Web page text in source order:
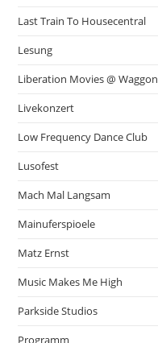
Last Train To Housecentral
Lesung
Liberation Movies @ Waggon
Livekonzert
Low Frequency Dance Club
Lusofest
Mach Mal Langsam
Mainuferspioele
Matz Ernst
Music Makes Me High
Parkside Studios
Programm